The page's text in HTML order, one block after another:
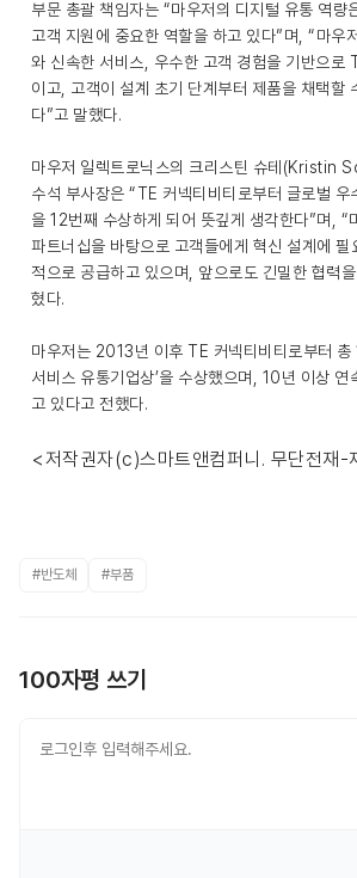
부문 총괄 책임자는 “마우저의 디지털 유통 역량
고객 지원에 중요한 역할을 하고 있다”며, “마우
와 신속한 서비스, 우수한 고객 경험을 기반으로
이고, 고객이 설계 초기 단계부터 제품을 채택할
다”고 말했다.
마우저 일렉트로닉스의 크리스틴 슈테(Kristin
수석 부사장은 “TE 커넥티비티로부터 글로벌 우
을 12번째 수상하게 되어 뜻깊게 생각한다”며, “
파트너십을 바탕으로 고객들에게 혁신 설계에 필
적으로 공급하고 있으며, 앞으로도 긴밀한 협력
혔다.
마우저는 2013년 이후 TE 커넥티비티로부터 총
서비스 유통기업상’을 수상했으며, 10년 이상 연
고 있다고 전했다.
<저작권자(c)스마트앤컴퍼니. 무단전재-
#반도체 #부품
100자평 쓰기